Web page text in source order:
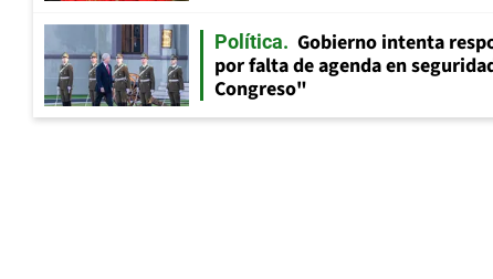
Política
Gobierno intenta
por falta de agenda en
Congreso"